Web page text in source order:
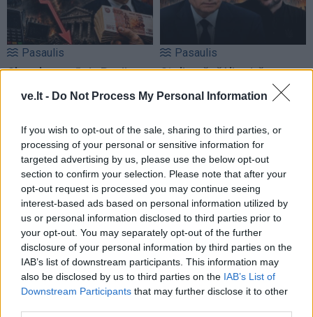
ve.lt - Do Not Process My Personal Information
If you wish to opt-out of the sale, sharing to third parties, or
processing of your personal or sensitive information for
targeted advertising by us, please use the below opt-out
section to confirm your selection. Please note that after your
opt-out request is processed you may continue seeing
interest-based ads based on personal information utilized by
us or personal information disclosed to third parties prior to
your opt-out. You may separately opt-out of the further
disclosure of your personal information by third parties on the
IAB’s list of downstream participants. This information may
also be disclosed by us to third parties on the IAB’s List of
Downstream Participants that may further disclose it to other
Pasaulis
Skaudus smūgis Rusijos
energetikos pajamoms:
JAV Senatas pritarė
Pasaulis
Stalino šešėlis virš
Kremliaus: kas laukia
Rusijos pasitraukus
Pasaulis
Rekordiškai nusekęs
Dunojus atidengė II
pasaulinio karo laikų
radinius(1)
Pasaulis
Ukrainiečių dronai smogė
„Wildberries“ sandėliui
Jekaterinburge, už 2000
km nuo sienos